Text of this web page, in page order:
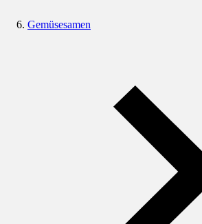
Gemüsesamen